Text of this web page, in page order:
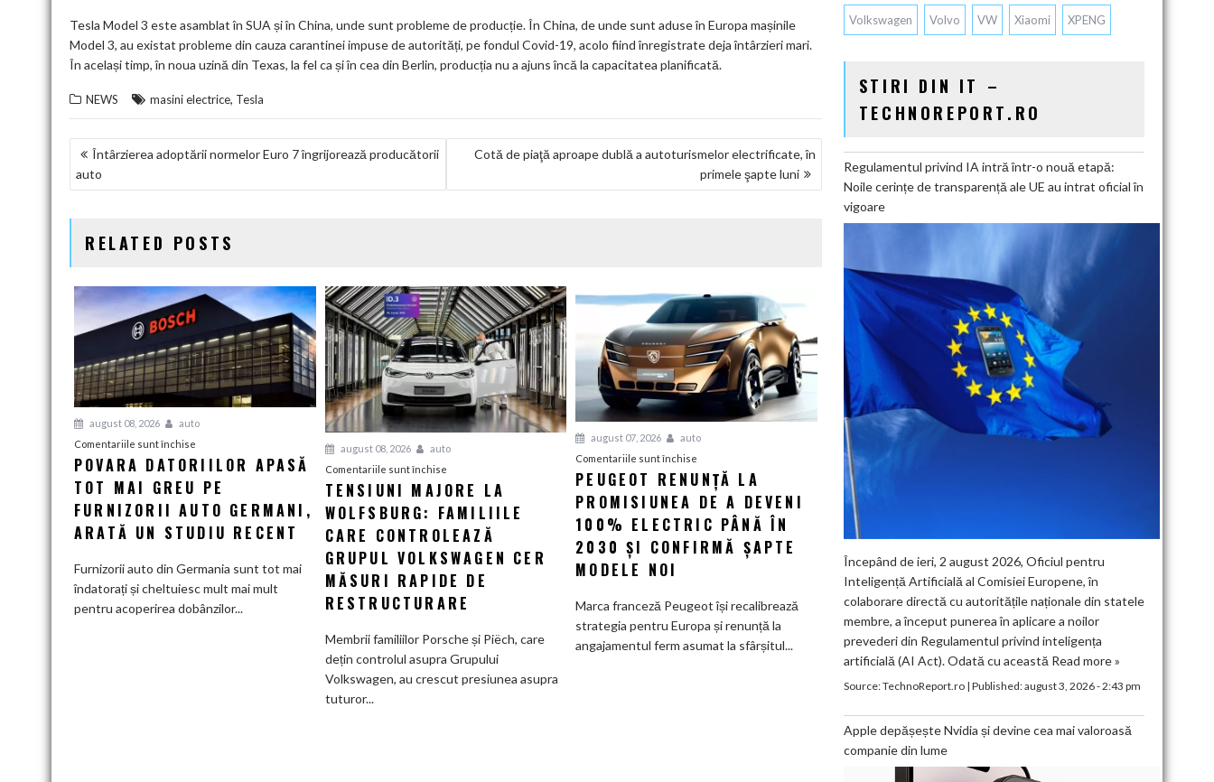
Tesla Model 3 este asamblat în SUA și în China, unde sunt probleme de producție. În China, de unde sunt aduse în Europa mașinile
Model 3, au existat probleme din cauza carantinei impuse de autorități, pe fondul Covid-19, acolo fiind înregistrate deja întârzieri mari.
În același timp, în noua uzină din Texas, la fel ca și în cea din Berlin, producția nu a ajuns încă la capacitatea planificată.
NEWS masini electrice, Tesla
NAVIGARE
ÎN
Întârzierea adoptării normelor Euro 7 îngrijorează producătorii
auto
Cotă de piaţă aproape dublă a autoturismelor electrificate, în
primele şapte luni
RELATED POSTS
august 08, 2026
auto
Comentariile sunt închise
Povara
datoriilor
apasă
mai
furnizorii
POVARA DATORIILOR APASĂ
TOT MAI GREU PE
FURNIZORII AUTO GERMANI,
ARATĂ UN STUDIU RECENT
Furnizorii auto din Germania sunt tot mai
îndatorați și cheltuiesc mult mai mult
pentru acoperirea dobânzilor...
august 08, 2026
auto
Comentariile sunt închisepentru
Tensiuni
majore
la
Familiile
care
controlează
Volkswagen
cer
măsuri
TENSIUNI MAJORE LA
WOLFSBURG: FAMILIILE
CARE CONTROLEAZĂ
GRUPUL VOLKSWAGEN CER
MĂSURI RAPIDE DE
RESTRUCTURARE
Membrii familiilor Porsche și Piëch, care
dețin controlul asupra Grupului
Volkswagen, au crescut presiunea asupra
tuturor...
august 07, 2026
auto
Comentariile sunt închise
Peugeot
renunță
la
promisiunea
de
100%
electric
PEUGEOT RENUNȚĂ LA
PROMISIUNEA DE A DEVENI
100% ELECTRIC PÂNĂ ÎN
2030 ȘI CONFIRMĂ ȘAPTE
MODELE NOI
Marca franceză Peugeot își recalibrează
strategia pentru Europa și renunță la
angajamentul ferm asumat la sfârșitul...
Volkswagen Volvo VW Xiaomi XPENG
STIRI DIN IT –
TECHNOREPORT.RO
Regulamentul privind IA intră într-o nouă etapă:
Noile cerințe de transparență ale UE au intrat oficial în
vigoare
Începând de ieri, 2 august 2026, Oficiul pentru
Inteligență Artificială al Comisiei Europene, în
colaborare directă cu autoritățile naționale din statele
membre, a început punerea în aplicare a noilor
prevederi din Regulamentul privind inteligența
artificială (AI Act). Odată cu această Read more »
Source:TechnoReport.ro| Published:august 3, 2026 - 2:43 pm
Apple depășește Nvidia și devine cea mai valoroasă
companie din lume